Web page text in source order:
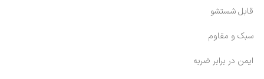
قابل شستشو
سبک و مقاوم
ایمن در برابر ضربه